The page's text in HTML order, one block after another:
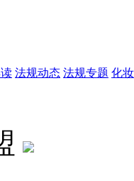
法规动态 法规专题 化